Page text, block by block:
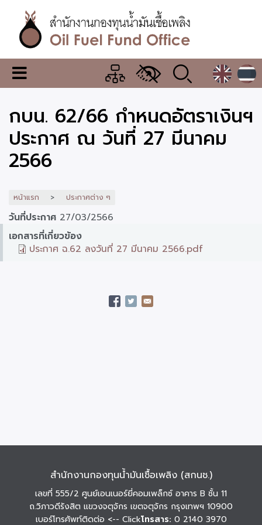
เนื้อหา
หลักสำนักงาน
กองทุน
น้ำมัน
เชื้อ
เพลิง
เมนู
เปลี่ยน
แสดง
ผล
กบน. 62/66 กำหนดอัตราเงินฯ
ประกาศ ณ วันที่ 27 มีนาคม
2566
หน้าแรก ประกาศต่าง ๆ
วันที่ประกาศ 27/03/2566
เอกสารที่เกี่ยวข้อง
ประกาศ ฉ.62 ลงวันที่ 27 มีนาคม 2566.pdf
สำนักงานกองทุนน้ำมันเชื้อเพลิง (สกนช.)
เลขที่ 555/2 ศูนย์เอนเนอร์ยี่คอมเพล็กซ์ อาคาร B ชั้น 11
ถ.วิภาวดีรังสิต แขวงจตุจักร เขตจตุจักร กรุงเทพฯ 10900
เบอร์โทรศัพท์ติดต่อ <-- Clickโทรสาร: 0 2140 3970